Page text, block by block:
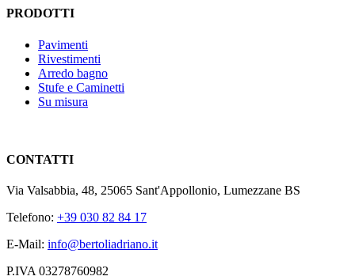
PRODOTTI
Pavimenti
Rivestimenti
Arredo bagno
Stufe e Caminetti
Su misura
CONTATTI
Via Valsabbia, 48, 25065 Sant'Appollonio, Lumezzane BS
Telefono: +39 030 82 84 17
E-Mail: info@bertoliadriano.it
P.IVA 03278760982